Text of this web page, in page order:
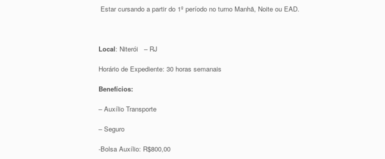
Estar cursando a partir do 1º período no turno Manhã, Noite ou EAD.
Local: Niterói – RJ
Horário de Expediente: 30 horas semanais
Benefícios:
– Auxílio Transporte
– Seguro
-Bolsa Auxílio: R$800,00